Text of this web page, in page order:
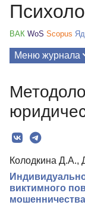
ВАК WoS Scopus
Меню журнала
О Журнале
Миссия
Редколлегия
Редакционная
Колодкина Д.А.,
виктимного
мошенничества